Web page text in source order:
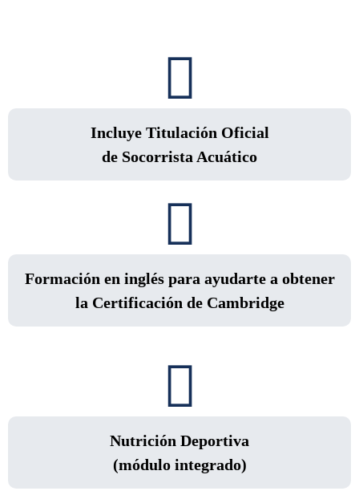
Incluye Titulación Oficial
de Socorrista Acuático
Formación en inglés para ayudarte a obtener
la Certificación de Cambridge
Nutrición Deportiva
(módulo integrado)